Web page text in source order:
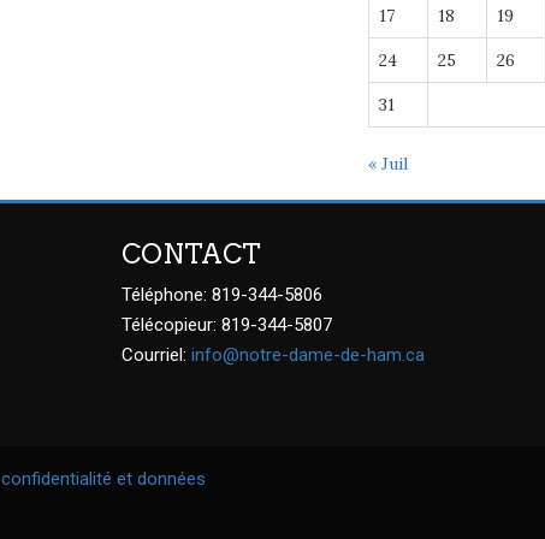
17 18 19
24 25 26
31
« Juil
CONTACT
Téléphone: 819-344-5806
Télécopieur: 819-344-5807
Courriel: info@notre-dame-de-ham.ca
confidentialité et données